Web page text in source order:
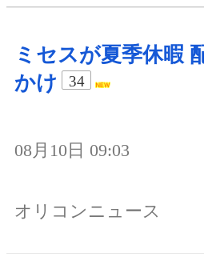
ミセスが夏季休暇
かけ
34
08月10日 09:03
オリコンニュース